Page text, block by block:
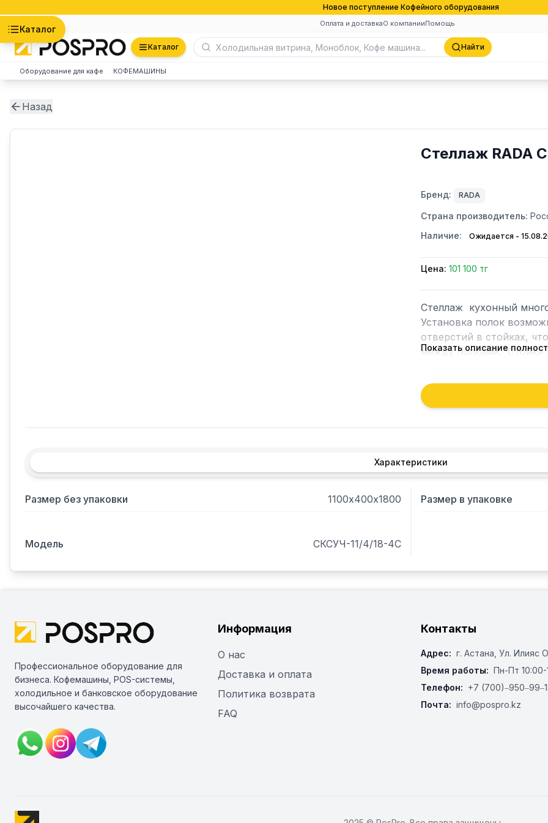
Новое поступление Кофейного оборудования
Оплата и доставкаО компанииПомощь
Каталог
Каталог Найти
Оборудование для кафе КОФЕМАШИНЫ
Назад
Стеллаж RADA
Бренд: RADA
Страна производитель:
Наличие:
Ожидается -
Цена: 101 100 тг
Стеллаж  кухонный
Установка полок
отверстий в стойках,
между полками.  Стойки
нержавеющая сталь
в разобраном виде.
полку
Габариты упаковки
Показать описание
Характеристики
Размер без упаковки 1100х400х1800 Размер в упаковке
Модель СКСУЧ-11/4/18-4С
Профессиональное оборудование для
бизнеса. Кофемашины, POS-системы,
холодильное и банковское оборудование
высочайшего качества.
Информация
О нас
Доставка и оплата
Политика возврата
FAQ
Контакты
Адрес: г. Астана, ​Ул. Илияс
Время работы: Пн-Пт 10:00-
Телефон: +7
Почта: info@pospro.kz